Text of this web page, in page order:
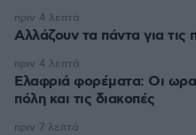
Αλλάζουν τα πάντα για τις
πριν 4 λεπτά
Eλαφριά φορέματα: Οι
πόλη και τις διακοπές
πριν 4 λεπτά
πριν 7 λεπτά